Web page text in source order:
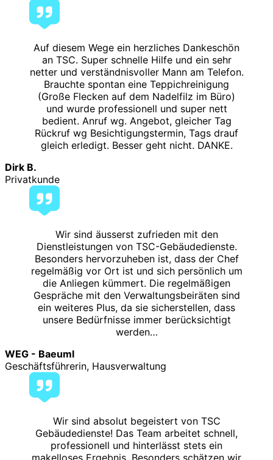
Auf diesem Wege ein herzliches Dankeschön
an TSC. Super schnelle Hilfe und ein sehr
netter und verständnisvoller Mann am Telefon.
Brauchte spontan eine Teppichreinigung
(Große Flecken auf dem Nadelfilz im Büro)
und wurde professionell und super nett
bedient. Anruf wg. Angebot, gleicher Tag
Rückruf wg Besichtigungstermin, Tags drauf
gleich erledigt. Besser geht nicht. DANKE.
Dirk B.
Privatkunde
Wir sind äusserst zufrieden mit den
Dienstleistungen von TSC-Gebäudedienste.
Besonders hervorzuheben ist, dass der Chef
regelmäßig vor Ort ist und sich persönlich um
die Anliegen kümmert. Die regelmäßigen
Gespräche mit den Verwaltungsbeiräten sind
ein weiteres Plus, da sie sicherstellen, dass
unsere Bedürfnisse immer berücksichtigt
werden…
WEG - Baeuml
Geschäftsführerin, Hausverwaltung
Wir sind absolut begeistert von TSC
Gebäudedienste! Das Team arbeitet schnell,
professionell und hinterlässt stets ein
makelloses Ergebnis. Besonders schätzen wir